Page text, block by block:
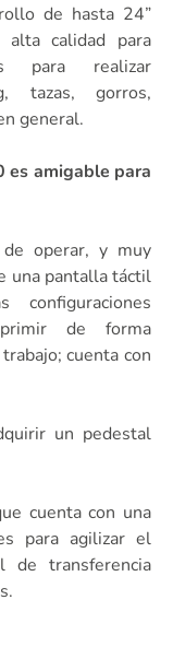
de hasta 24”
calidad para
para realizar
tazas, gorros,
general.
es amigable para
operar, y muy
una pantalla táctil
de forma
cuenta con
un pedestal
cuenta con una
para agilizar el
de transferencia